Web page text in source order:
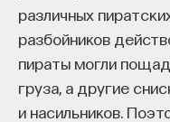
различных
разбойников
пираты могли
груза, а другие
и насильников.